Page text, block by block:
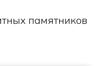
памятников